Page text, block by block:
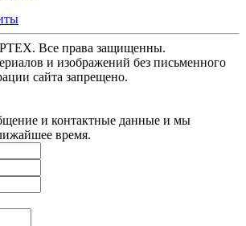
Все права защищенны.
и изображений без письменного
сайта запрещено.
и контактные данные и мы
время.